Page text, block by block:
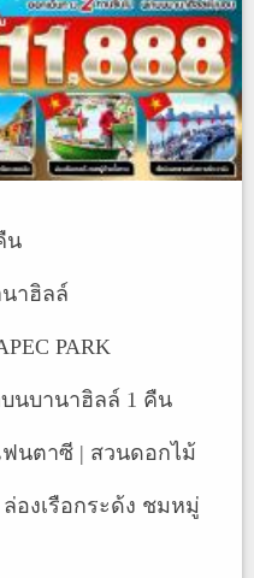
น
าฮิลล์
PARK
นบานาฮิลล์ 1 คืน
นตาซี | สวนดอกไม้
องเรือกระด้ง ชมหมู่